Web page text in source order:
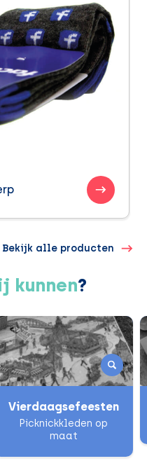
Bekijk alle producten
kunnen?
Vierdaagsefeesten
Picknickkleden op
maat